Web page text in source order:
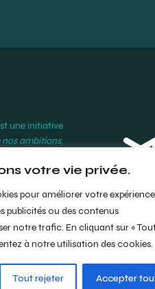
votre vie privée.
pour améliorer votre
publicités ou des contenus
notre trafic. En cliquant sur «
à notre utilisation des cookies.
Tout rejeter Accepter
une initiative
ambitions,
grâce à
québécois
© Cégep
le
bref